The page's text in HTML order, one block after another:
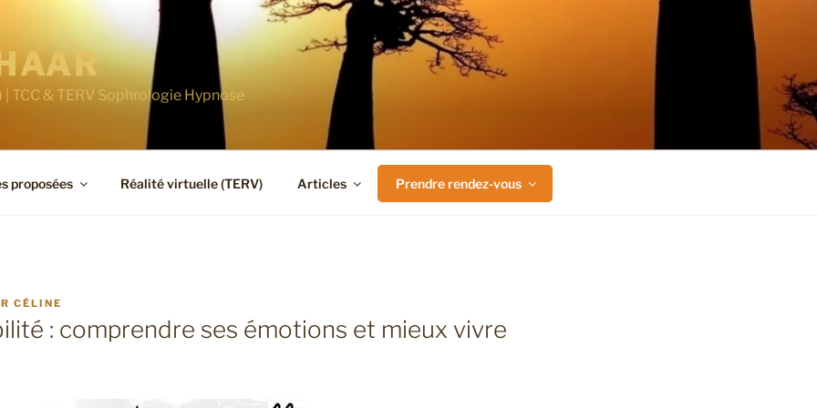
TCC & TERV Sophrologie Hypnose
proposées Réalité virtuelle (TERV) Articles Prendre rendez-vous
CÉLINE
: comprendre ses émotions et mieux vivre